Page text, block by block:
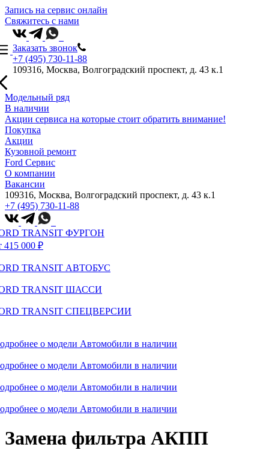
Запись на сервис онлайн
Свяжитесь с нами
Заказать звонок
+7 (495) 730-11-88
109316, Москва, Волгоградский проспект, д. 43 к.1
Модельный ряд
В наличии
Акции сервиса на которые стоит обратить внимание!
Покупка
Акции
Кузовной ремонт
Ford Сервис
О компании
Вакансии
109316, Москва, Волгоградский проспект, д. 43 к.1
+7 (495) 730-11-88
TRANSIT ФУРГОН
415 000 ₽
TRANSIT АВТОБУС
TRANSIT ШАССИ
TRANSIT СПЕЦВЕРСИИ
о модели Автомобили в наличии
о модели Автомобили в наличии
о модели Автомобили в наличии
о модели Автомобили в наличии
Замена фильтра АКПП